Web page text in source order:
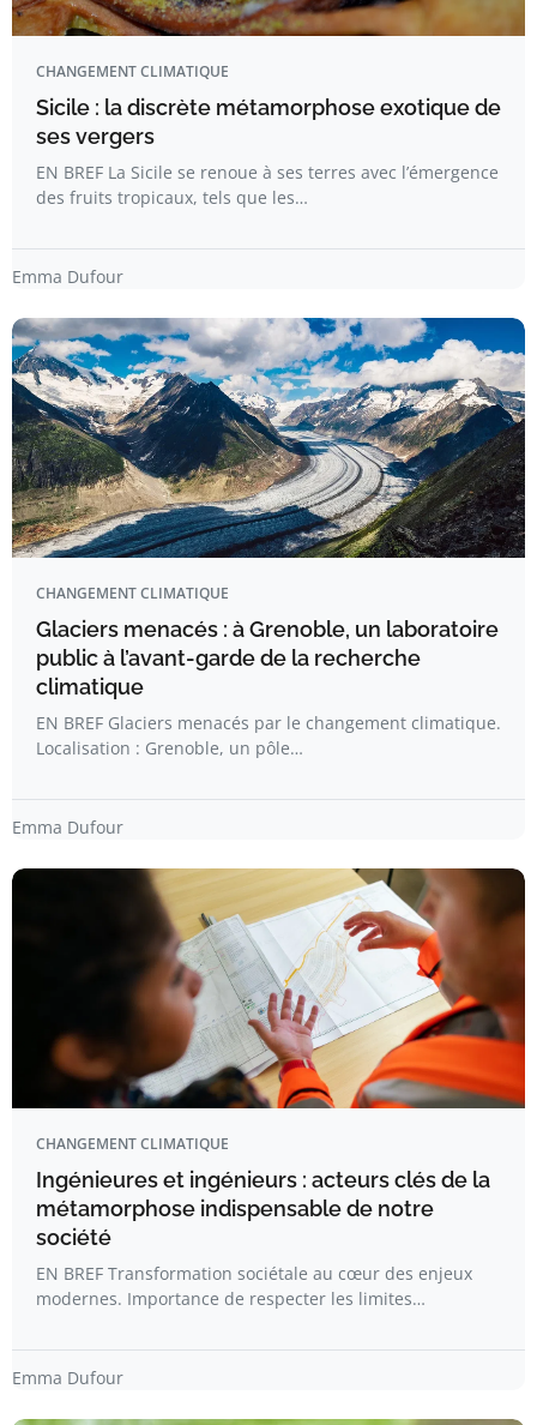
CHANGEMENT CLIMATIQUE
Sicile : la discrète métamorphose exotique de
ses vergers
EN BREF La Sicile se renoue à ses terres avec l’émergence
des fruits tropicaux, tels que les…
Emma Dufour
CHANGEMENT CLIMATIQUE
Glaciers menacés : à Grenoble, un laboratoire
public à l’avant-garde de la recherche
climatique
EN BREF Glaciers menacés par le changement climatique.
Localisation : Grenoble, un pôle…
Emma Dufour
CHANGEMENT CLIMATIQUE
Ingénieures et ingénieurs : acteurs clés de la
métamorphose indispensable de notre
société
EN BREF Transformation sociétale au cœur des enjeux
modernes. Importance de respecter les limites…
Emma Dufour